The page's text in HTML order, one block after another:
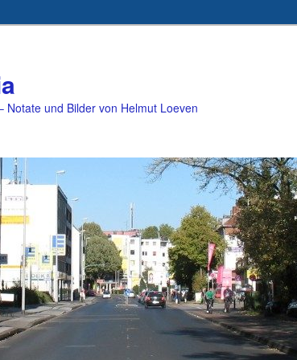
Notate und Bilder von Helmut Loeven